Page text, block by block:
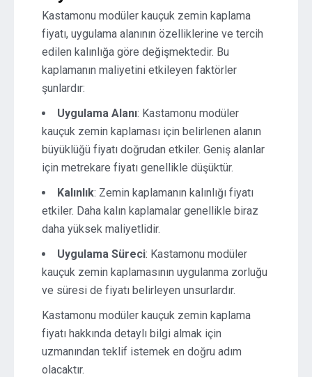
Kastamonu modüler kauçuk zemin kaplama
fiyatı, uygulama alanının özelliklerine ve tercih
edilen kalınlığa göre değişmektedir. Bu
kaplamanın maliyetini etkileyen faktörler
şunlardır:
Uygulama Alanı: Kastamonu modüler
kauçuk zemin kaplaması için belirlenen alanın
büyüklüğü fiyatı doğrudan etkiler. Geniş alanlar
için metrekare fiyatı genellikle düşüktür.
Kalınlık: Zemin kaplamanın kalınlığı fiyatı
etkiler. Daha kalın kaplamalar genellikle biraz
daha yüksek maliyetlidir.
Uygulama Süreci: Kastamonu modüler
kauçuk zemin kaplamasının uygulanma zorluğu
ve süresi de fiyatı belirleyen unsurlardır.
Kastamonu modüler kauçuk zemin kaplama
fiyatı hakkında detaylı bilgi almak için
uzmanından teklif istemek en doğru adım
olacaktır.